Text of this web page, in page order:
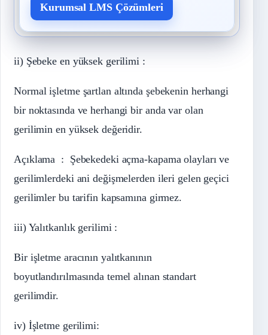
Kurumsal LMS Çözümleri
ii) Şebeke en yüksek gerilimi :
Normal işletme şartlan altında şebekenin herhangi
bir noktasında ve herhangi bir anda var olan
gerilimin en yüksek değeridir.
Açıklama : Şebekedeki açma-kapama olayları ve
gerilimlerdeki ani değişmelerden ileri gelen geçici
gerilimler bu tarifin kapsamına girmez.
iii) Yalıtkanlık gerilimi :
Bir işletme aracının yalıtkanının
boyutlandırılmasında temel alınan standart
gerilimdir.
iv) İşletme gerilimi: